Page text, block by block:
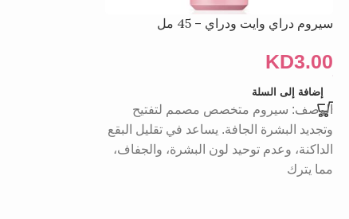
سيروم دراي وايت ودراي – 45 مل
KD3.00
إضافة إلى السلة
الوصف: سيروم متخصص مصمم لتفتيح
وتجديد البشرة الجافة. يساعد في تقليل البقع
الداكنة، وعدم توحيد لون البشرة، والجفاف،
مما يترك